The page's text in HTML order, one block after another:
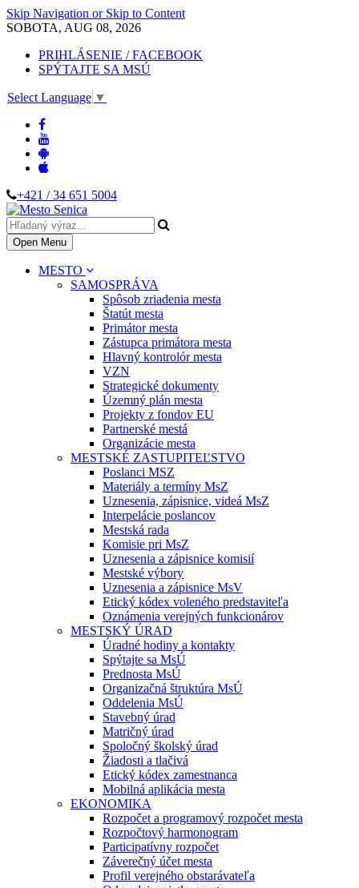
Skip Navigation or Skip to Content
SOBOTA, AUG 08, 2026
PRIHLÁSENIE / FACEBOOK
SPÝTAJTE SA MSÚ
Select Language ▼
+421 / 34 651 5004
Open Menu
MESTO
SAMOSPRÁVA
Spôsob zriadenia mesta
Štatút mesta
Primátor mesta
Zástupca primátora mesta
Hlavný kontrolór mesta
VZN
Strategické dokumenty
Územný plán mesta
Projekty z fondov EU
Partnerské mestá
Organizácie mesta
MESTSKÉ ZASTUPITEĽSTVO
Poslanci MSZ
Materiály a termíny MsZ
Uznesenia, zápisnice, videá MsZ
Interpelácie poslancov
Mestská rada
Komisie pri MsZ
Uznesenia a zápisnice komisií
Mestské výbory
Uznesenia a zápisnice MsV
Etický kódex voleného predstaviteľa
Oznámenia verejných funkcionárov
MESTSKÝ ÚRAD
Úradné hodiny a kontakty
Spýtajte sa MsÚ
Prednosta MsÚ
Organizačná štruktúra MsÚ
Oddelenia MsÚ
Stavebný úrad
Matričný úrad
Spoločný školský úrad
Žiadosti a tlačivá
Etický kódex zamestnanca
Mobilná aplikácia mesta
EKONOMIKA
Rozpočet a programový rozpočet mesta
Rozpočtový harmonogram
Participatívny rozpočet
Záverečný účet mesta
Profil verejného obstarávateľa